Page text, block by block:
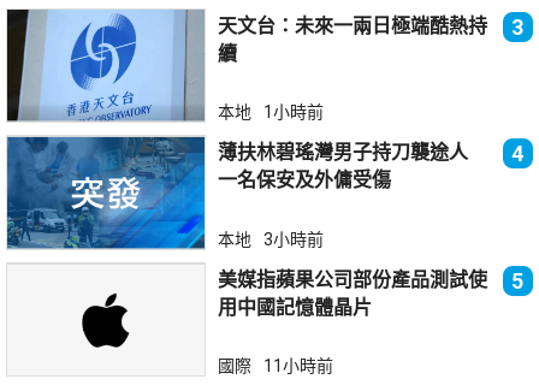
天文台：未來一兩日極端酷熱持
續
3
本地 1小時前
薄扶林碧瑤灣男子持刀襲途人
一名保安及外傭受傷
4
本地 3小時前
美媒指蘋果公司部份產品測試使
用中國記憶體晶片
5
國際 11小時前